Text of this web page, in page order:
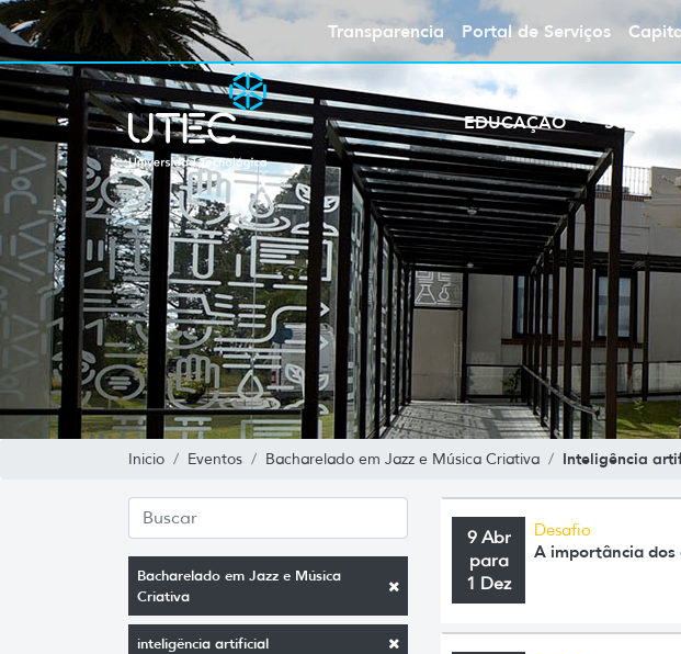
Transparencia Portal de Serviços
EDUCAÇÃO SOBRE A
Inicio Eventos Bacharelado em Jazz e Música Criativa Inteligência
Bacharelado em Jazz e Música
Criativa
inteligência artificial
9 Abr
para
1 Dez
Desafio
A importância dos